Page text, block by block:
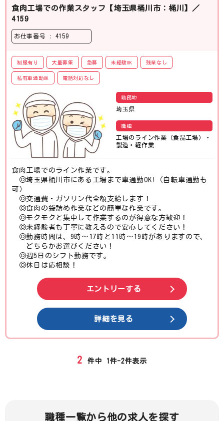
食肉工場での作業スタッフ【埼玉県桶川市：桶川】／
4159
お仕事番号 : 4159
制服有り 大量募集 急募 未経験OK 残業なし
私有車通勤OK 電話対応なし
勤務地
埼玉県
職種
工場のライン作業（食品工場）
・
製造・軽作業
食肉工場でのライン作業です。
◎埼玉県桶川市にある工場まで車通勤OK!（自転車通勤も
可）
◎交通費・ガソリン代全額支給します！
◎食肉の袋詰め作業などの簡単な作業です。
◎モクモクと集中して作業するのが得意な方歓迎！
◎未経験者も丁寧に教えるので安心してください！
◎勤務時間は、9時〜17時と11時〜19時がありますので、
どちらかお選びください！
◎週5日のシフト勤務です。
◎休日は応相談！
エントリーする
詳細を見る
2 件中 1件-2件表示
職種一覧から他の求人を探す